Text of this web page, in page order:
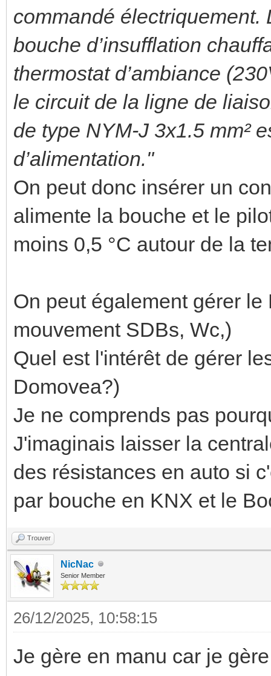
commandé électriquement.
bouche d’insufflation
thermostat d’ambiance
le circuit de la ligne de
de type NYM-J 3x1.5 mm²
d’alimentation."
On peut donc insérer un
alimente la bouche et le
moins 0,5 °C autour de la
On peut également gérer
mouvement SDBs, Wc,)
Quel est l'intérêt de gérer
Domovea?)
Je ne comprends pas
J'imaginais laisser la
des résistances en auto si
par bouche en KNX et le
Trouver
NicNac
Senior Member
26/12/2025, 10:58:15
Je gère en manu car je